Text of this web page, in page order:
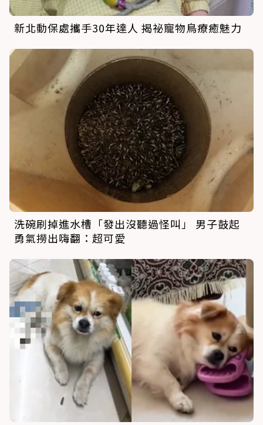
新北動保處攜手30年達人 揭祕寵物鳥療癒魅力
洗碗刷掉進水槽「發出沒聽過怪叫」 男子鼓起
勇氣撈出嗨翻：超可愛